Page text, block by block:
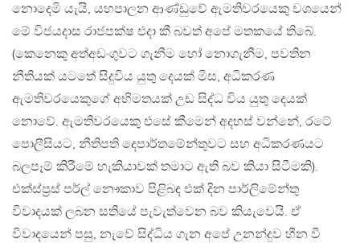
නොදෙමි යැයි, යහපාලන ආණ්ඩුවේ ඇමතිවරයෙකු වශයෙන්
මේ විජයදාස රාජපක්ෂ එදා කී බවත් අපේ මතකයේ තිබේ.
(කෙනෙකු අත්අඩංගුවට ගැනීම හෝ නොගැනීම, පවතින
නීතියක් යටතේ සිදුවිය යුතු දෙයක් මිස, අධිකරණ
ඇමතිවරයෙකුගේ අභිමතයක් උඩ සිද්ධ විය යුතු දෙයක්
නොවේ. ඇමතිවරයෙකු එසේ කීමෙන් අදහස් වන්නේ, රටේ
පොලීසියට, නීතිපති දෙපාර්තමේන්තුවට සහ අධිකරණයට
බලපෑම් කිරීමේ හැකියාවක් තමාට ඇති බව කියා සිටීමකි).
එක්ස්ප්‍රස් පර්ල් නෞකාව පිළිබඳ එක් දින පාර්ලිමේන්තු
විවාදයක් ලබන සතියේ පැවැත්වෙන බව කියැවෙයි. ඒ
විවාදයෙන් පසු, නැවේ සිද්ධිය ගැන අපේ උනන්දුව හීන වී